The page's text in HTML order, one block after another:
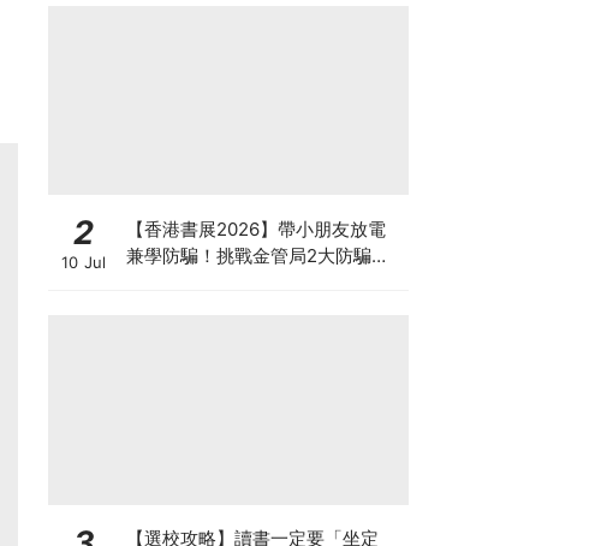
2
10 Jul
【香港書展2026】帶小朋友放電
兼學防騙！挑戰金管局2大防騙遊
【選校攻略】讀書一定要「坐定